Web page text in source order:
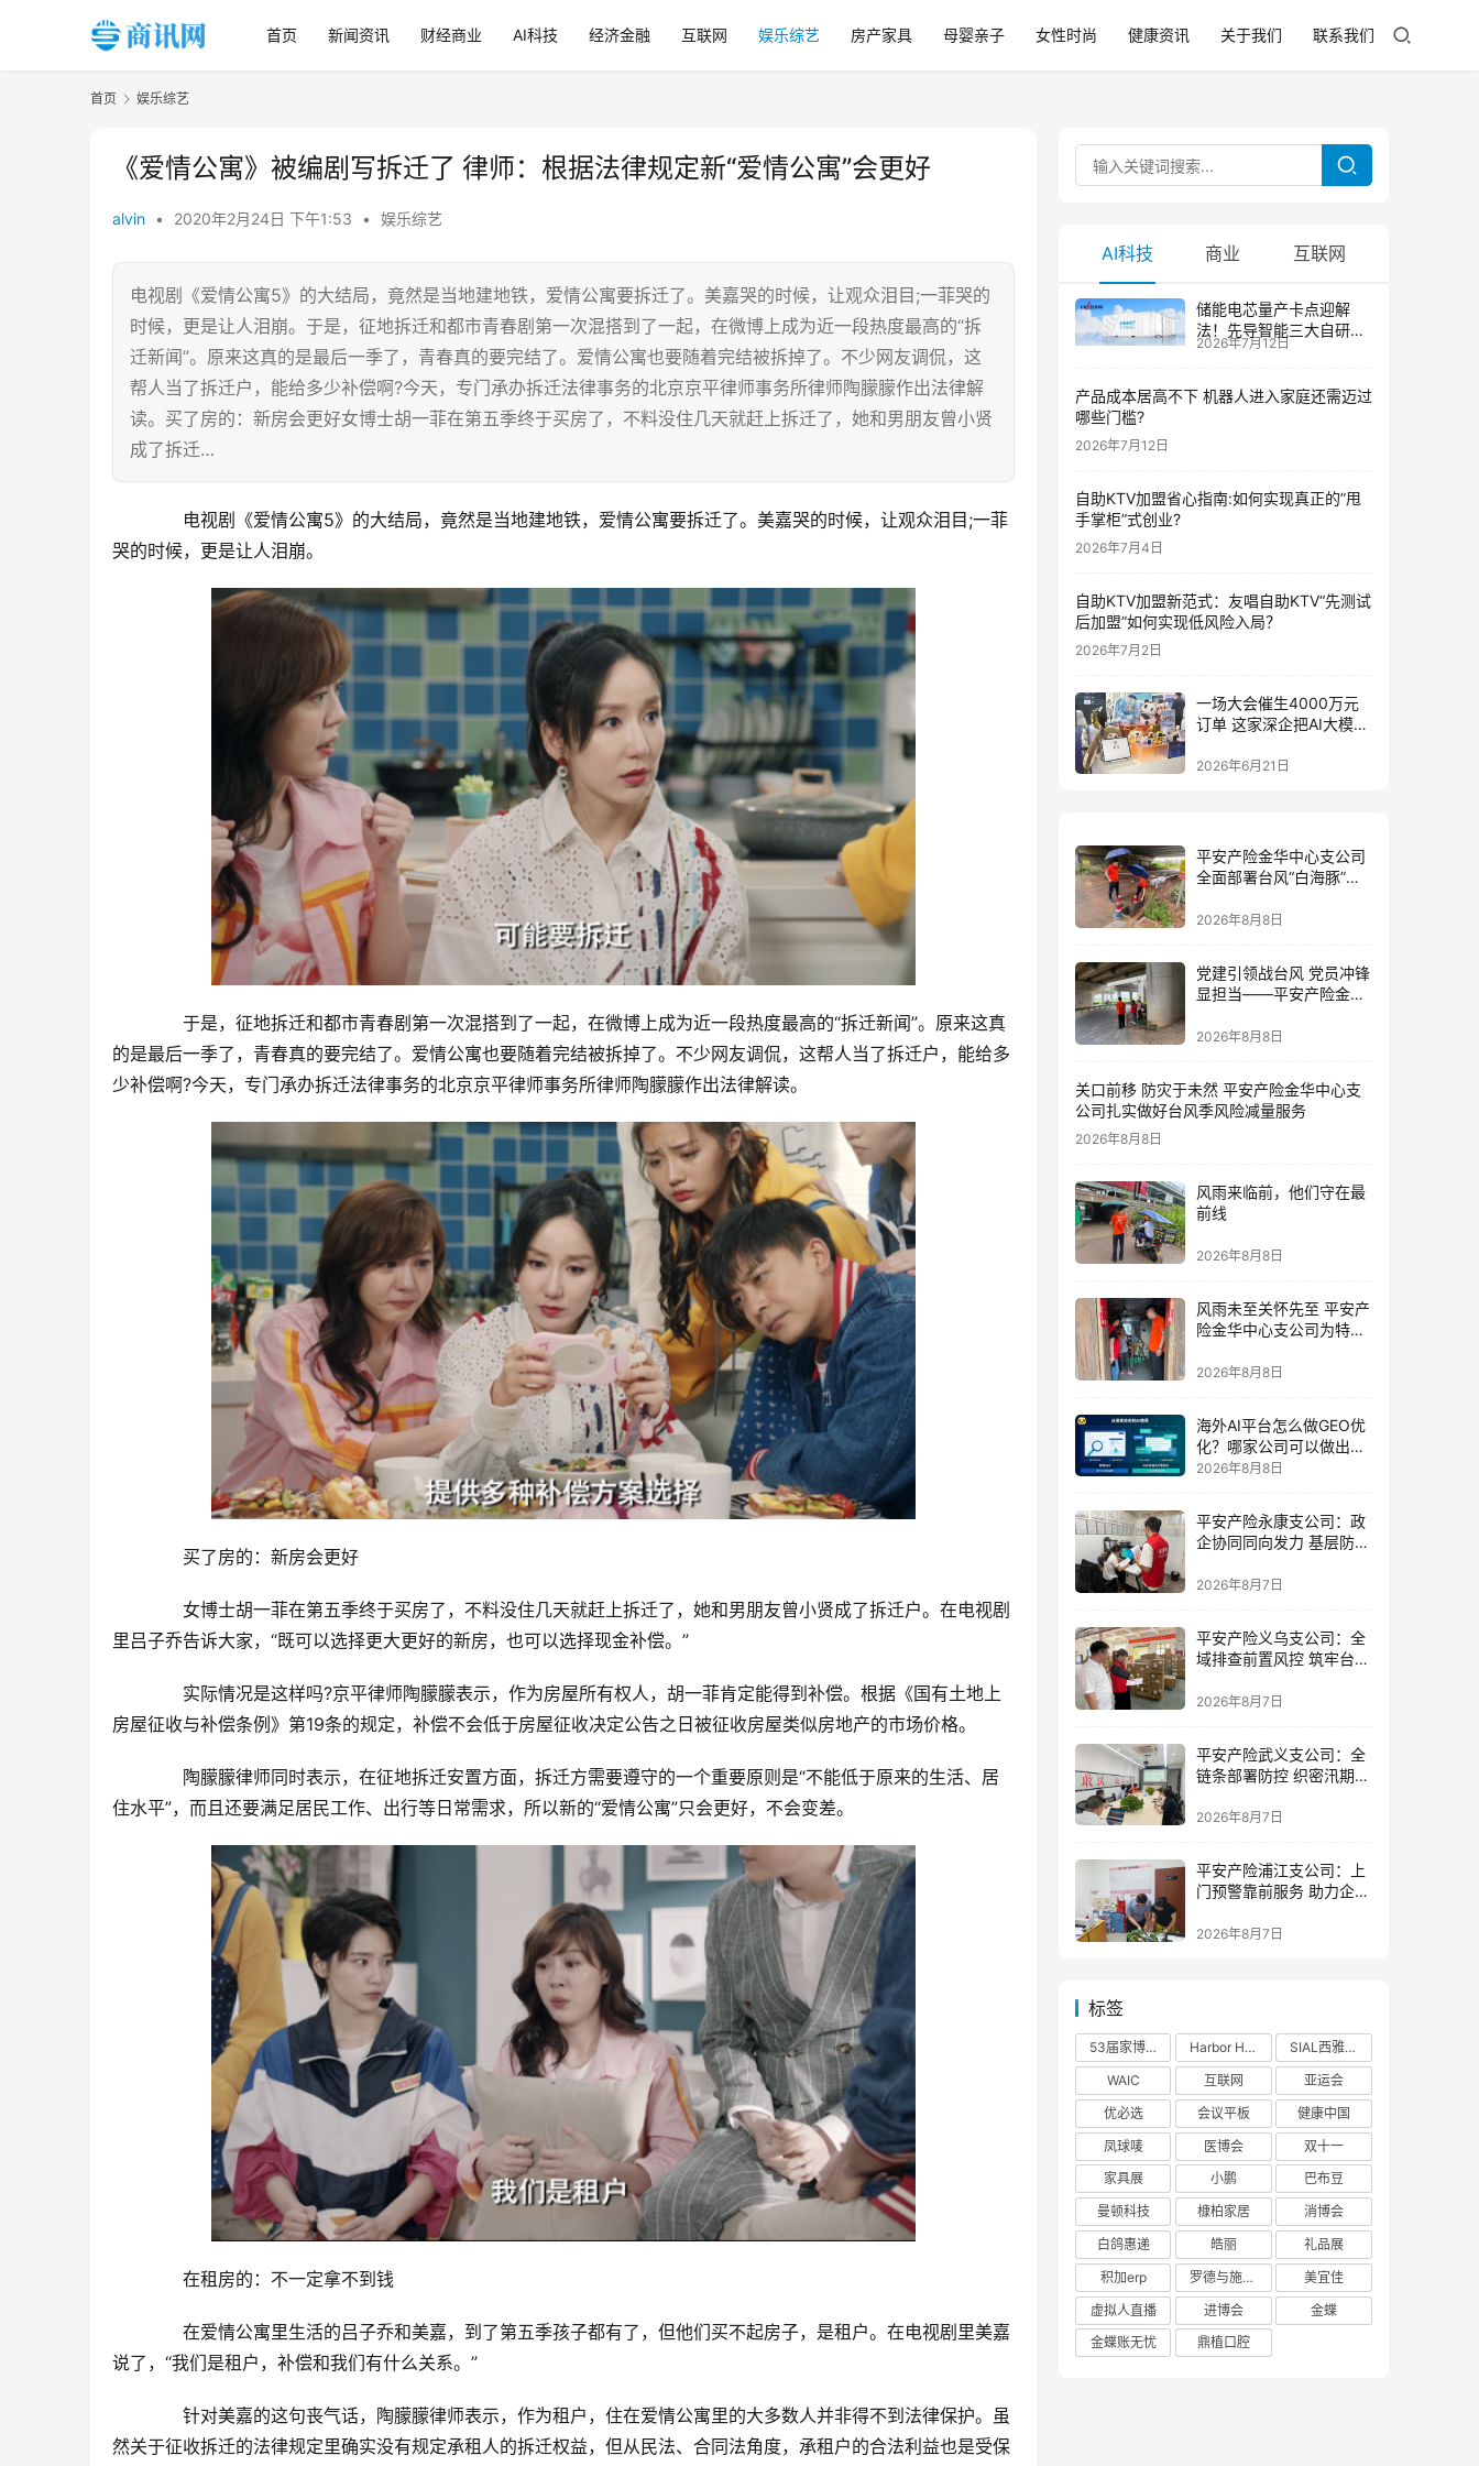
首页 新闻资讯 财经商业 AI科技 经济金融 互联网 娱乐综艺 房产家具 母婴亲子 女性时尚 健康资讯 关于我们 联系我们
首页 娱乐综艺
《爱情公寓》被编剧写拆迁了 律师：根据法律规定新“爱情公寓”会更好
alvin • 2020年2月24日 下午1:53 • 娱乐综艺
电视剧《爱情公寓5》的大结局，竟然是当地建地铁，爱情公寓要拆迁了。美嘉哭的时候，让观众泪目;一菲哭的
时候，更是让人泪崩。于是，征地拆迁和都市青春剧第一次混搭到了一起，在微博上成为近一段热度最高的“拆
迁新闻”。原来这真的是最后一季了，青春真的要完结了。爱情公寓也要随着完结被拆掉了。不少网友调侃，这
帮人当了拆迁户，能给多少补偿啊?今天，专门承办拆迁法律事务的北京京平律师事务所律师陶朦朦作出法律解
读。买了房的：新房会更好女博士胡一菲在第五季终于买房了，不料没住几天就赶上拆迁了，她和男朋友曾小贤
成了拆迁…
电视剧《爱情公寓5》的大结局，竟然是当地建地铁，爱情公寓要拆迁了。美嘉哭的时候，让观众泪目;一菲
哭的时候，更是让人泪崩。
于是，征地拆迁和都市青春剧第一次混搭到了一起，在微博上成为近一段热度最高的“拆迁新闻”。原来这真
的是最后一季了，青春真的要完结了。爱情公寓也要随着完结被拆掉了。不少网友调侃，这帮人当了拆迁户，能给多
少补偿啊?今天，专门承办拆迁法律事务的北京京平律师事务所律师陶朦朦作出法律解读。
买了房的：新房会更好
女博士胡一菲在第五季终于买房了，不料没住几天就赶上拆迁了，她和男朋友曾小贤成了拆迁户。在电视剧
里吕子乔告诉大家，“既可以选择更大更好的新房，也可以选择现金补偿。”
实际情况是这样吗?京平律师陶朦朦表示，作为房屋所有权人，胡一菲肯定能得到补偿。根据《国有土地上
房屋征收与补偿条例》第19条的规定，补偿不会低于房屋征收决定公告之日被征收房屋类似房地产的市场价格。
陶朦朦律师同时表示，在征地拆迁安置方面，拆迁方需要遵守的一个重要原则是“不能低于原来的生活、居
住水平”，而且还要满足居民工作、出行等日常需求，所以新的“爱情公寓”只会更好，不会变差。
在租房的：不一定拿不到钱
在爱情公寓里生活的吕子乔和美嘉，到了第五季孩子都有了，但他们买不起房子，是租户。在电视剧里美嘉
说了，“我们是租户，补偿和我们有什么关系。”
针对美嘉的这句丧气话，陶朦朦律师表示，作为租户，住在爱情公寓里的大多数人并非得不到法律保护。虽
然关于征收拆迁的法律规定里确实没有规定承租人的拆迁权益，但从民法、合同法角度，承租户的合法利益也是受保
AI科技 商业 互联网
储能电芯量产卡点迎解
法！先导智能三大自研技
术攻克大尺寸制芯难题
2026年7月12日
产品成本居高不下 机器人进入家庭还需迈过
哪些门槛?
2026年7月12日
自助KTV加盟省心指南:如何实现真正的”甩
手掌柜”式创业?
2026年7月4日
自助KTV加盟新范式：友唱自助KTV“先测试
后加盟”如何实现低风险入局？
2026年7月2日
一场大会催生4000万元
订单 这家深企把AI大模型
2026年6月21日
平安产险金华中心支公司
全面部署台风“白海豚”防
2026年8月8日
党建引领战台风 党员冲锋
显担当——平安产险金华
一线
2026年8月8日
关口前移 防灾于未然 平安产险金华中心支
公司扎实做好台风季风险减量服务
2026年8月8日
风雨来临前，他们守在最
前线
2026年8月8日
风雨未至关怀先至 平安产
险金华中心支公司为特殊
2026年8月8日
海外AI平台怎么做GEO优
化？哪家公司可以做出海
AI优化排名获客？
2026年8月8日
平安产险永康支公司：政
企协同同向发力 基层防控
2026年8月7日
平安产险义乌支公司：全
域排查前置风控 筑牢台风
2026年8月7日
平安产险武义支公司：全
链条部署防控 织密汛期安
2026年8月7日
平安产险浦江支公司：上
门预警靠前服务 助力企业
2026年8月7日
标签
53届家博会 Harbor House
SIAL西雅展
WAIC
互联网
亚运会
优必选
会议平板
健康中国
凤球唛
医博会
双十一
家具展
小鹏
巴布豆
曼顿科技
槺柏家居
消博会
白鸽惠递
皓丽
礼品展
积加erp
罗德与施瓦茨
美宜佳
虚拟人直播
进博会
金蝶
金蝶账无忧
鼎植口腔